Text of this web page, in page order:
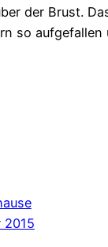
der Brust.
so
2015